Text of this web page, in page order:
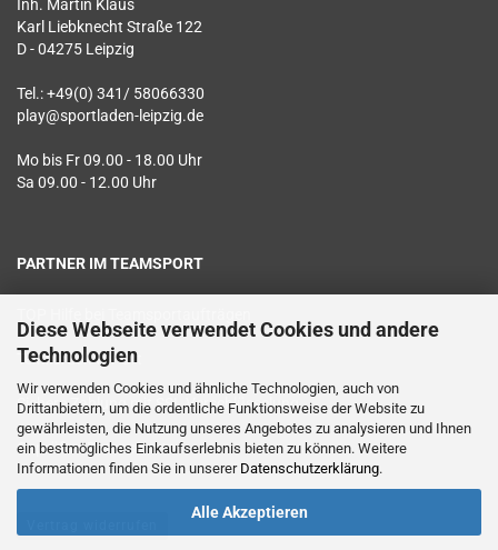
Diese Webseite verwendet Cookies und andere
Technologien
Wir verwenden Cookies und ähnliche Technologien, auch von
Drittanbietern, um die ordentliche Funktionsweise der Website zu
gewährleisten, die Nutzung unseres Angebotes zu analysieren und Ihnen
ein bestmögliches Einkaufserlebnis bieten zu können. Weitere
Informationen finden Sie in unserer Datenschutzerklärung.
Alle Akzeptieren
Inh. Martin Klaus
Karl Liebknecht Straße 122
D - 04275 Leipzig
Tel.: +49(0) 341/ 58066330
play@sportladen-leipzig.de
Mo bis Fr 09.00 - 18.00 Uhr
Sa 09.00 - 12.00 Uhr
PARTNER IM TEAMSPORT
Textildruck vor Ort
Sichere Zahlung mit SSL Verschlüsselung
Geprüfter Datenschutz